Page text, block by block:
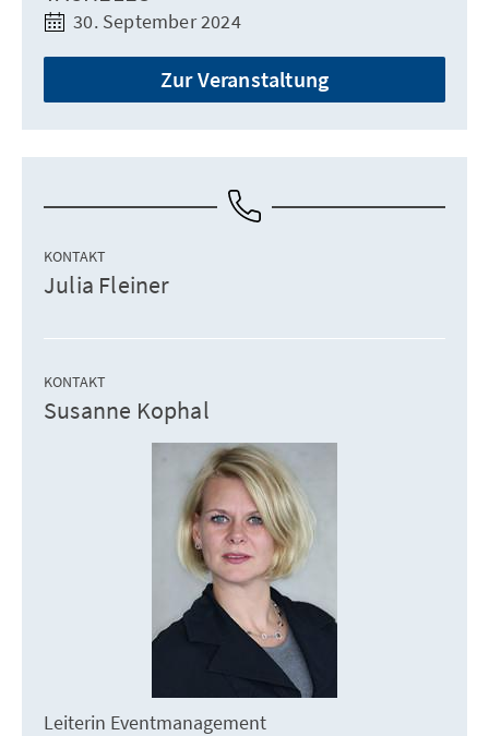
30. September 2024
Zur Veranstaltung
KONTAKT
Julia Fleiner
KONTAKT
Susanne Kophal
Leiterin Eventmanagement